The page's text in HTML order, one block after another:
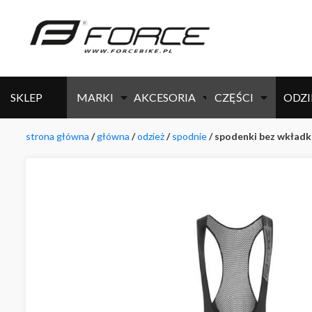
SKLEP MARKI AKCESORIA CZĘŚCI
strona główna /główna /odzież/spodnie/ spodenki bez